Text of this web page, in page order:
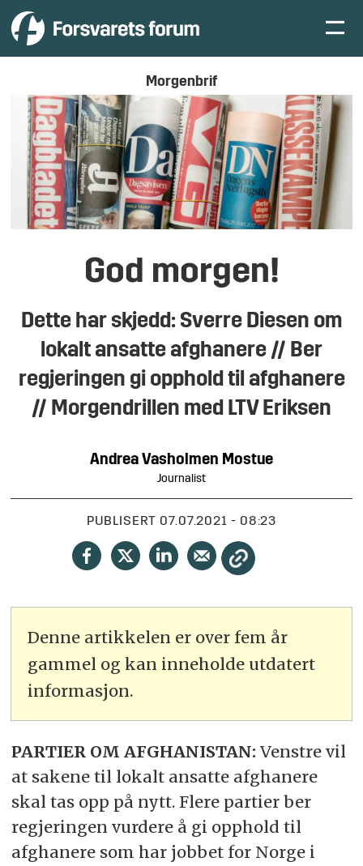
Morgenbrif
God morgen!
Dette har skjedd: Sverre Diesen om
lokalt ansatte afghanere // Ber
regjeringen gi opphold til afghanere
// Morgendrillen med LTV Eriksen
Andrea Vasholmen Mostue
Journalist
PUBLISERT 07.07.2021 - 08:23
Denne artikkelen er over fem år
gammel og kan inneholde utdatert
informasjon.
PARTIER OM AFGHANISTAN: Venstre vil
at sakene til lokalt ansatte afghanere
skal tas opp på nytt. Flere partier ber
regjeringen vurdere å gi opphold til
afghanere som har jobbet for Norge i